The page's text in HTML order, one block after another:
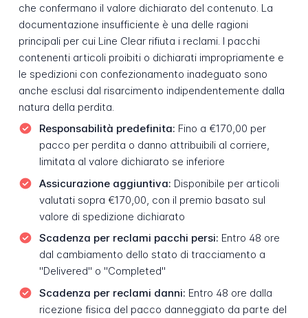
che confermano il valore dichiarato del contenuto. La
documentazione insufficiente è una delle ragioni
principali per cui Line Clear rifiuta i reclami. I pacchi
contenenti articoli proibiti o dichiarati impropriamente e
le spedizioni con confezionamento inadeguato sono
anche esclusi dal risarcimento indipendentemente dalla
natura della perdita.
Responsabilità predefinita: Fino a €170,00 per
pacco per perdita o danno attribuibili al corriere,
limitata al valore dichiarato se inferiore
Assicurazione aggiuntiva: Disponibile per articoli
valutati sopra €170,00, con il premio basato sul
valore di spedizione dichiarato
Scadenza per reclami pacchi persi: Entro 48 ore
dal cambiamento dello stato di tracciamento a
"Delivered" o "Completed"
Scadenza per reclami danni: Entro 48 ore dalla
ricezione fisica del pacco danneggiato da parte del